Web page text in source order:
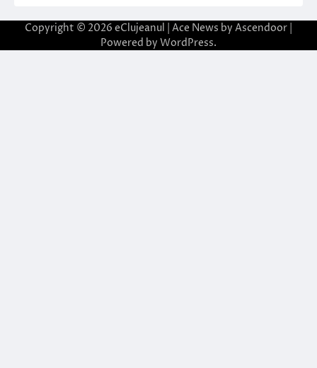
Copyright © 2026 eClujeanul | Ace News by Ascendoor
Powered by WordPress.